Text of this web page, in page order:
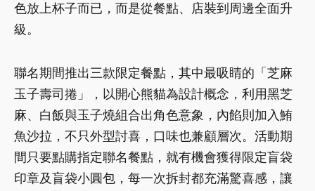
色放上杯子而已，而是從餐點、店裝到周邊全面升
級。
聯名期間推出三款限定餐點，其中最吸睛的「芝麻
玉子壽司捲」，以開心熊貓為設計概念，利用黑芝
麻、白飯與玉子燒組合出角色意象，內餡則加入鮪
魚沙拉，不只外型討喜，口味也兼顧層次。活動期
間只要點購指定聯名餐點，就有機會獲得限定盲袋
印章及盲袋小圓包，每一次拆封都充滿驚喜感，讓